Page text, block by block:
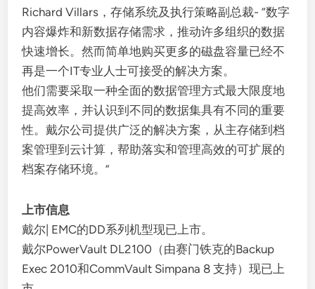
Richard Villars，存储系统及执行策略副总裁- “数字
内容爆炸和新数据存储需求，推动许多组织的数据
快速增长。然而简单地购买更多的磁盘容量已经不
再是一个IT专业人士可接受的解决方案。
他们需要采取一种全面的数据管理方式最大限度地
提高效率，并认识到不同的数据集具有不同的重要
性。戴尔公司提供广泛的解决方案，从主存储到档
案管理到云计算，帮助落实和管理高效的可扩展的
档案存储环境。”
上市信息
戴尔| EMC的DD系列机型现已上市。
戴尔PowerVault DL2100（由赛门铁克的Backup
Exec 2010和CommVault Simpana 8 支持）现已上